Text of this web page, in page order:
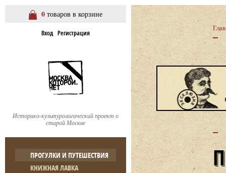
0 товаров в корзине
Вход Регистрация
Историко-культурологический проект о
старой Москве
ПРОГУЛКИ И ПУТЕШЕСТВИЯ
КНИЖНАЯ ЛАВКА